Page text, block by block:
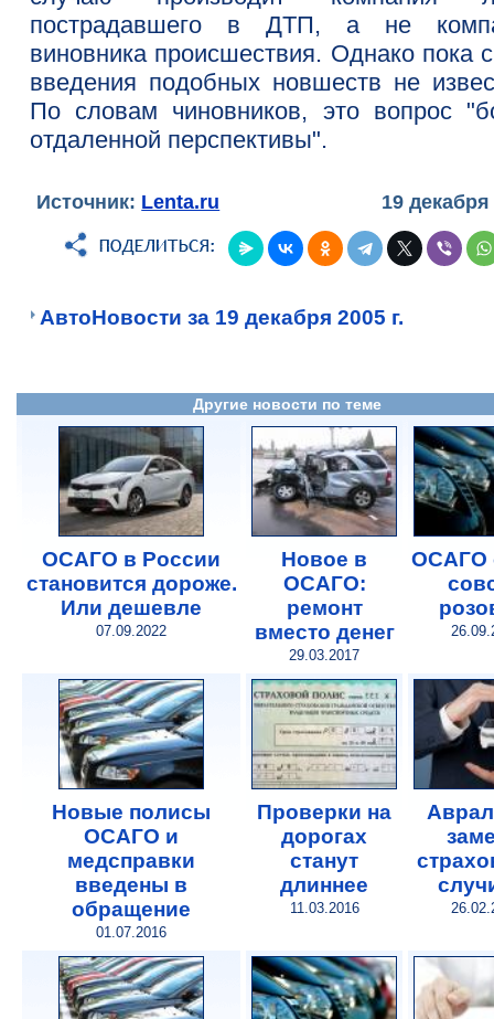
пострадавшего в ДТП, а не
виновника происшествия. Однако пока
введения подобных новшеств не
По словам чиновников, это вопрос
отдаленной перспективы".
Источник: Lenta.ru 19 декабря
АвтоНовости за 19 декабря 2005 г.
Другие новости по теме
ОСАГО в России
становится дороже.
Или дешевле
07.09.2022
Новое в
ОСАГО:
ремонт
вместо денег
29.03.2017
ОСАГО
Новые полисы
ОСАГО и
медсправки
введены в
обращение
01.07.2016
Проверки на
дорогах
станут
длиннее
11.03.2016